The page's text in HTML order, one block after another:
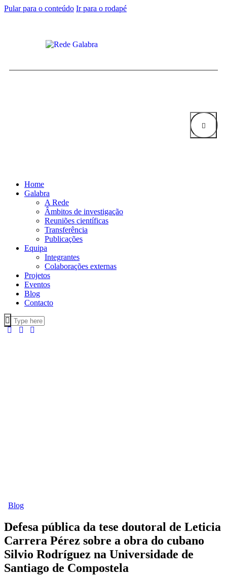
Pular para o conteúdo Ir para o rodapé
Home
Galabra
A Rede
Âmbitos de investigação
Reuniões científicas
Transferência
Publicações
Equipa
Integrantes
Colaborações externas
Projetos
Eventos
Blog
Contacto
Blog
Defesa pública da tese doutoral de Leticia
Carrera Pérez sobre a obra do cubano
Silvio Rodríguez na Universidade de
Santiago de Compostela